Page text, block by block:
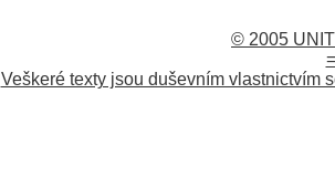
© 2005
Veškeré texty jsou duševním vlastnictvím